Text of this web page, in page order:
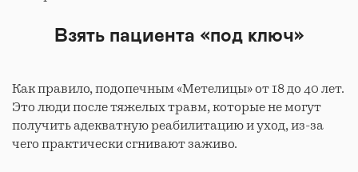
Взять пациента «под ключ»
Как правило, подопечным «Метелицы» от 18 до 40 лет.
Это люди после тяжелых травм, которые не могут
получить адекватную реабилитацию и уход, из-за
чего практически сгнивают заживо.